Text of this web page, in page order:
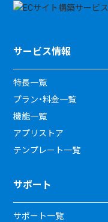
サービス情報
特長一覧
プラン・料金一覧
機能一覧
アプリストア
テンプレート一覧
サポート
サポート一覧